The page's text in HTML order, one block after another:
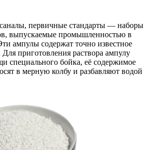
первичные стандарты — наборы
выпускаемые промышленностью в
ампулы содержат точно известное
Для приготовления раствора ампулу
специального бойка, её содержимое
в мерную колбу и разбавляют водой